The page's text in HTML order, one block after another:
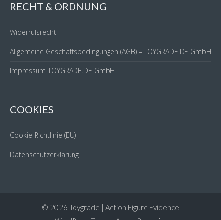
RECHT & ORDNUNG
Widerrufsrecht
Allgemeine Geschäftsbedingungen (AGB) – TOYGRADE.DE GmbH
Impressum TOYGRADE.DE GmbH
COOKIES
Cookie-Richtlinie (EU)
Datenschutzerklärung
© 2026 Toygrade | Action Figure Evidence